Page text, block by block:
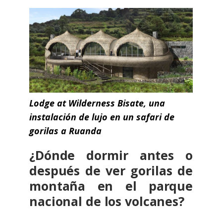
Lodge at Wilderness Bisate, una
instalación de lujo en un safari de
gorilas a Ruanda
¿Dónde dormir antes o
después de ver gorilas de
montaña en el parque
nacional de los volcanes?